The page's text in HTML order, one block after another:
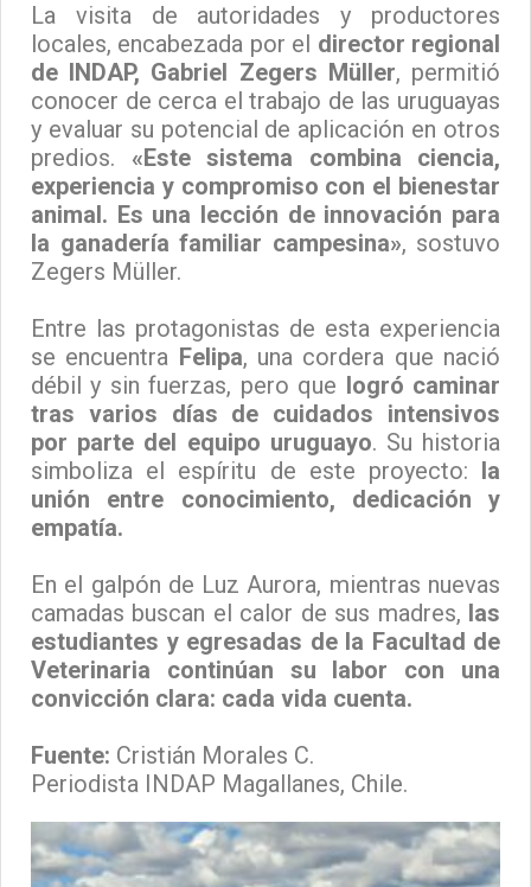
La visita de autoridades y productores
locales, encabezada por el director regional
de INDAP, Gabriel Zegers Müller, permitió
conocer de cerca el trabajo de las uruguayas
y evaluar su potencial de aplicación en otros
predios. «Este sistema combina ciencia,
experiencia y compromiso con el bienestar
animal. Es una lección de innovación para
la ganadería familiar campesina», sostuvo
Zegers Müller.
Entre las protagonistas de esta experiencia
se encuentra Felipa, una cordera que nació
débil y sin fuerzas, pero que logró caminar
tras varios días de cuidados intensivos
por parte del equipo uruguayo. Su historia
simboliza el espíritu de este proyecto: la
unión entre conocimiento, dedicación y
empatía.
En el galpón de Luz Aurora, mientras nuevas
camadas buscan el calor de sus madres, las
estudiantes y egresadas de la Facultad de
Veterinaria continúan su labor con una
convicción clara: cada vida cuenta.
Fuente: Cristián Morales C.
Periodista INDAP Magallanes, Chile.